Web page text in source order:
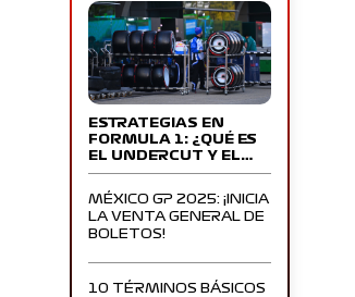
ESTRATEGIAS EN
FORMULA 1: ¿QUÉ ES
EL UNDERCUT Y EL…
MÉXICO GP 2025: ¡INICIA
LA VENTA GENERAL DE
BOLETOS!
10 TÉRMINOS BÁSICOS